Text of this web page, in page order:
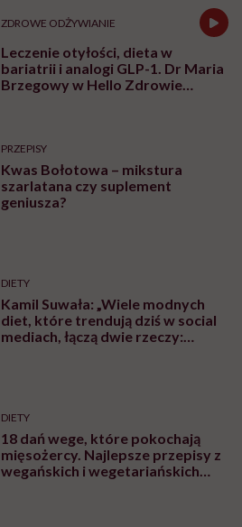
ZDROWE ODŻYWIANIE
Leczenie otyłości, dieta w
bariatrii i analogi GLP-1. Dr Maria
Brzegowy w Hello Zdrowie
PRZEPISY
Kwas Bołotowa – mikstura
szarlatana czy suplement
geniusza?
DIETY
Kamil Suwała: „Wiele modnych
diet, które trendują dziś w social
mediach, łączą dwie rzeczy:
DIETY
18 dań wege, które pokochają
mięsożercy. Najlepsze przepisy z
wegańskich i wegetariańskich